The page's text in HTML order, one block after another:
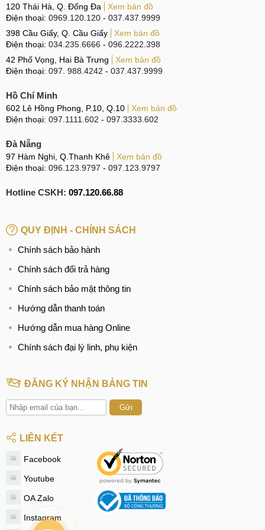
120 Thái Hà, Q. Đống Đa
Xem bản đồ
Điện thoại: 0969.120.120 - 037.437.9999
398 Cầu Giấy, Q. Cầu Giấy
Xem bản đồ
Điện thoại: 034.235.6666 - 096.2222.398
42 Phố Vọng, Hai Bà Trưng
Xem bản đồ
Điện thoại: 097. 988.4242 - 037.437.9999
Hồ Chí Minh
602 Lê Hồng Phong, P.10, Q.10
Xem bản đồ
Điện thoại: 097.1111.602 - 097.3333.602
Đà Nẵng
97 Hàm Nghi, Q.Thanh Khê
Xem bản đồ
Điện thoại: 096.123.9797 - 097.123.9797
Hotline CSKH: 097.120.66.88
QUY ĐỊNH - CHÍNH SÁCH
Chính sách bảo hành
Chính sách đổi trả hàng
Chính sách bảo mật thông tin
Hướng dẫn thanh toán
Hướng dẫn mua hàng Online
Chính sách đại lý linh, phụ kiện
ĐĂNG KÝ NHẬN BẢNG TIN
Gửi
LIÊN KẾT
Facebook
Youtube
OA Zalo
Instagram